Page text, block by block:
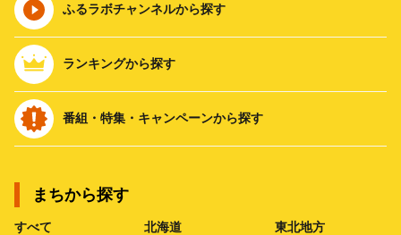
ふるラボチャンネルから探す
ランキングから探す
番組・特集・キャンペーンから探す
まちから探す
すべて 北海道 東北地方